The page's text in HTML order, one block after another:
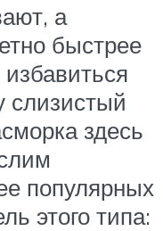
а
быстрее
слизистый
здесь
популярных
этого типа: